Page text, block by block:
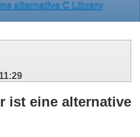
alternative C Library
11:29
ist eine alternative